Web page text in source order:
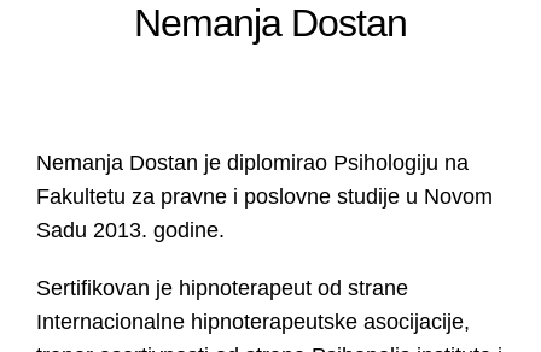
Nemanja Dostan
Nemanja Dostan je diplomirao Psihologiju na
Fakultetu za pravne i poslovne studije u Novom
Sadu 2013. godine.
Sertifikovan je hipnoterapeut od strane
Internacionalne hipnoterapeutske asocijacije,